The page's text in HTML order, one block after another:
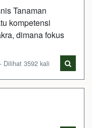
Tanaman
kompetensi
dimana fokus
Dilihat 3592 kali